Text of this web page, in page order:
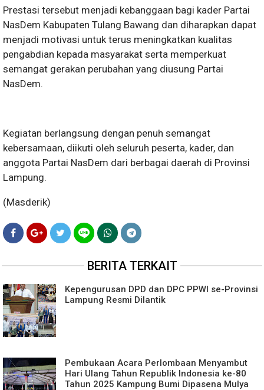
Prestasi tersebut menjadi kebanggaan bagi kader Partai
NasDem Kabupaten Tulang Bawang dan diharapkan dapat
menjadi motivasi untuk terus meningkatkan kualitas
pengabdian kepada masyarakat serta memperkuat
semangat gerakan perubahan yang diusung Partai
NasDem.
Kegiatan berlangsung dengan penuh semangat
kebersamaan, diikuti oleh seluruh peserta, kader, dan
anggota Partai NasDem dari berbagai daerah di Provinsi
Lampung.
(Masderik)
BERITA TERKAIT
Kepengurusan DPD dan DPC PPWI se-Provinsi
Lampung Resmi Dilantik
Pembukaan Acara Perlombaan Menyambut
Hari Ulang Tahun Republik Indonesia ke-80
Tahun 2025 Kampung Bumi Dipasena Mulya